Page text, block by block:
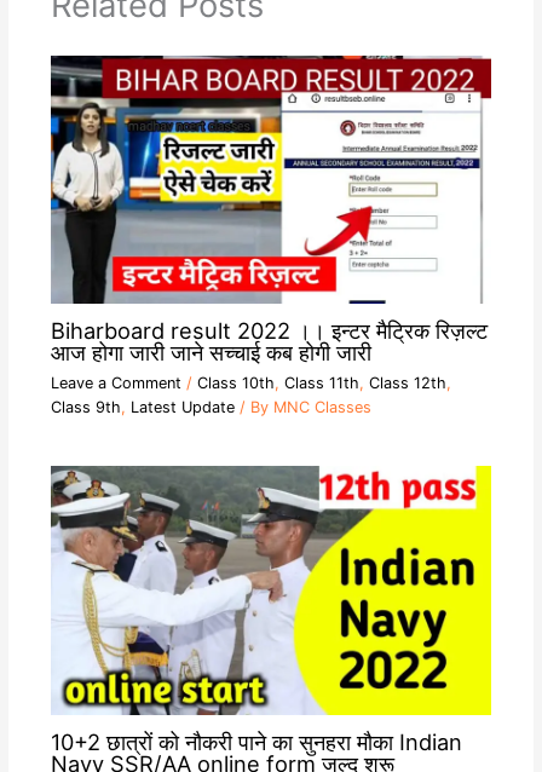
Biharboard result 2022 ।। इन्टर मैट्रिक रिज़ल्ट
आज होगा जारी जाने सच्चाई कब होगी जारी
Leave a Comment / Class 10th, Class 11th, Class 12th,
Class 9th, Latest Update/ By MNC Classes
10+2 छात्रों को नौकरी पाने का सुनहरा मौका Indian
Navy SSR/AA online form जल्द शुरू